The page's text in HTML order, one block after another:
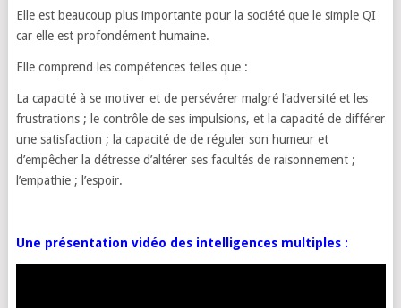
Elle est beaucoup plus importante pour la société que le simple QI
car elle est profondément humaine.
Elle comprend les compétences telles que :
La capacité à se motiver et de persévérer malgré l’adversité et les
frustrations ; le contrôle de ses impulsions, et la capacité de différer
une satisfaction ; la capacité de de réguler son humeur et
d’empêcher la détresse d’altérer ses facultés de raisonnement ;
l’empathie ; l’espoir.
Une présentation vidéo des intelligences multiples :